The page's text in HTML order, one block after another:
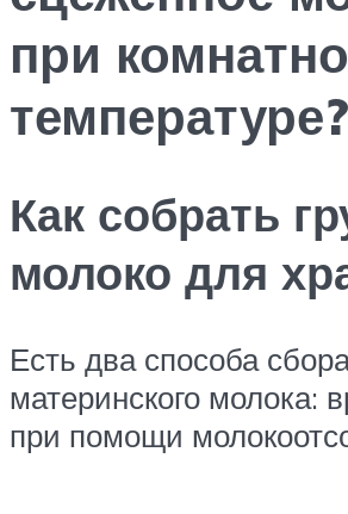
при
температуре?
Как собрать
молоко для
Есть два способа
материнского молока:
при помощи